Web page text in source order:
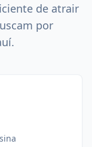
de atrair
por
.